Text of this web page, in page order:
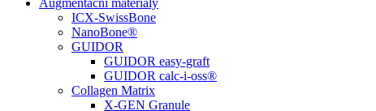
Augmentační materiály
ICX-SwissBone
NanoBone®
GUIDOR
GUIDOR easy-graft
GUIDOR calc-i-oss®
Collagen Matrix
X-GEN Granule